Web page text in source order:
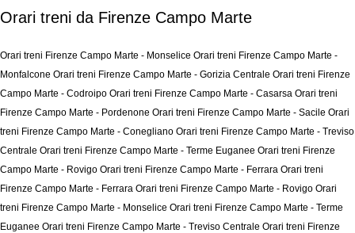
Orari treni da Firenze Campo Marte
Orari treni Firenze Campo Marte - Monselice Orari treni Firenze Campo Marte -
Monfalcone Orari treni Firenze Campo Marte - Gorizia Centrale Orari treni Firenze
Campo Marte - Codroipo Orari treni Firenze Campo Marte - Casarsa Orari treni
Firenze Campo Marte - Pordenone Orari treni Firenze Campo Marte - Sacile Orari
treni Firenze Campo Marte - Conegliano Orari treni Firenze Campo Marte - Treviso
Centrale Orari treni Firenze Campo Marte - Terme Euganee Orari treni Firenze
Campo Marte - Rovigo Orari treni Firenze Campo Marte - Ferrara Orari treni
Firenze Campo Marte - Ferrara Orari treni Firenze Campo Marte - Rovigo Orari
treni Firenze Campo Marte - Monselice Orari treni Firenze Campo Marte - Terme
Euganee Orari treni Firenze Campo Marte - Treviso Centrale Orari treni Firenze